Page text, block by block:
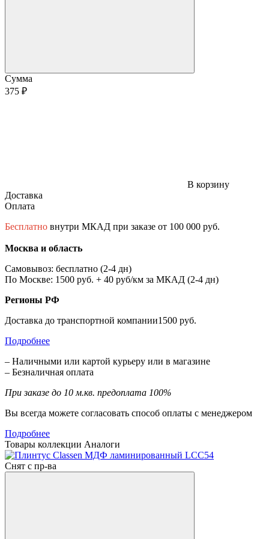
Сумма
375 ₽
В корзину
Доставка
Оплата
Бесплатно внутри МКАД при заказе от 100 000 руб.
Москва и область
Самовывоз: бесплатно (2-4 дн)
По Москве: 1500 руб. + 40 руб/км за МКАД (2-4 дн)
Регионы РФ
Доставка до транспортной компании1500 руб.
Подробнее
– Наличными или картой курьеру или в магазине
– Безналичная оплата
При заказе до 10 м.кв. предоплата 100%
Вы всегда можете согласовать способ оплаты с менеджером
Подробнее
Товары коллекции Аналоги
Снят с пр-ва